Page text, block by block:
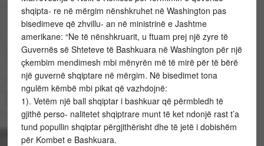
shqipta- re në mërgim nënshkruhet në Washington pas
bisedimeve që zhvillu- an në ministrinë e Jashtme
amerikane: “Ne të nënshkruarit, u ftuam prej një zyre të
Guvernës së Shteteve të Bashkuara në Washington për një
çkembim mendimesh mbi mënyrën më të mirë për të bërë
një guvernë shqiptare në mërgim. Në bisedimet tona
ngulëm këmbë mbi pikat që vazhdojnë:
1). Vetëm një ball shqiptar i bashkuar që përmbledh të
gjithë perso- nalitetet shqiptrare munt të ket ndonjë rast t’a
tund popullin shqiptar përgjithërisht dhe të jetë i dobishëm
për Kombet e Bashkuara.